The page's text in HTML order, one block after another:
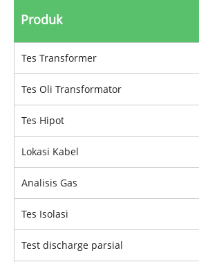
Produk
Tes Transformer
Tes Oli Transformator
Tes Hipot
Lokasi Kabel
Analisis Gas
Tes Isolasi
Test discharge parsial